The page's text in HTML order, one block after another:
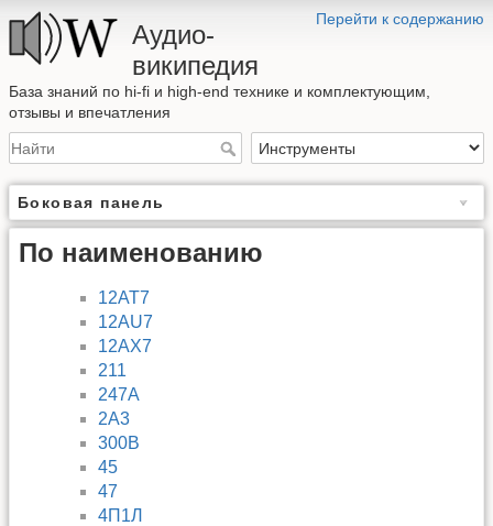
Перейти к содержанию
Аудио-
википедия
База знаний по hi-fi и high-end технике и комплектующим,
отзывы и впечатления
Боковая панель
По наименованию
12AT7
12AU7
12AX7
211
247A
2A3
300B
45
47
4П1Л